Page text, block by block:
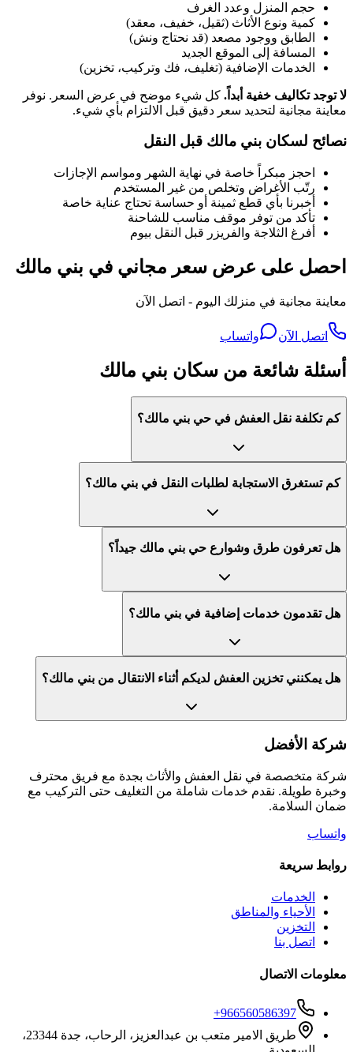
حجم المنزل وعدد الغرف
كمية ونوع الأثاث (ثقيل، خفيف، معقد)
الطابق ووجود مصعد (قد نحتاج ونش)
المسافة إلى الموقع الجديد
الخدمات الإضافية (تغليف، فك وتركيب، تخزين)
لا توجد تكاليف خفية أبداً. كل شيء موضح في عرض السعر. نوفر
معاينة مجانية لتحديد سعر دقيق قبل الالتزام بأي شيء.
نصائح لسكان بني مالك قبل النقل
احجز مبكراً خاصة في نهاية الشهر ومواسم الإجازات
رتّب الأغراض وتخلص من غير المستخدم
أخبرنا بأي قطع ثمينة أو حساسة تحتاج عناية خاصة
تأكد من توفر موقف مناسب للشاحنة
أفرغ الثلاجة والفريزر قبل النقل بيوم
احصل على عرض سعر مجاني في بني مالك
معاينة مجانية في منزلك اليوم - اتصل الآن
اتصل الآن واتساب
أسئلة شائعة من سكان بني مالك
كم تكلفة نقل العفش في حي بني مالك؟
كم تستغرق الاستجابة لطلبات النقل في بني مالك؟
هل تعرفون طرق وشوارع حي بني مالك جيداً؟
هل تقدمون خدمات إضافية في بني مالك؟
هل يمكنني تخزين العفش لديكم أثناء الانتقال من بني مالك؟
شركة الأفضل
شركة متخصصة في نقل العفش والأثاث بجدة مع فريق محترف
وخبرة طويلة. نقدم خدمات شاملة من التغليف حتى التركيب مع
ضمان السلامة.
واتساب
روابط سريعة
الخدمات
الأحياء والمناطق
التخزين
اتصل بنا
معلومات الاتصال
+966560586397
طريق الامير متعب بن عبدالعزيز، الرحاب، جدة 23344،